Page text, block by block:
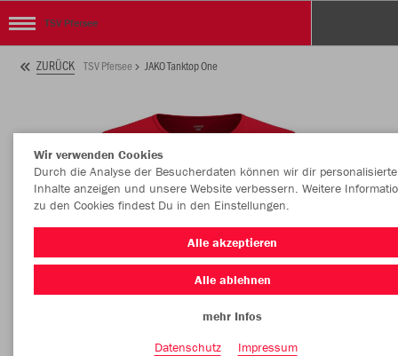
TSV Pfersee
ZURÜCK TSV Pfersee JAKO Tanktop One
Wir verwenden Cookies
Durch die Analyse der Besucherdaten können wir dir personalisierte
Inhalte anzeigen und unsere Website verbessern. Weitere
zu den Cookies findest Du in den Einstellungen.
Alle akzeptieren
Alle ablehnen
mehr Infos
Datenschutz
Impressum